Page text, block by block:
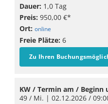
Dauer: 1,0 Tag
Preis: 950,00 €*
Ort: online
Freie Plätze: 6
Zu Ihren
KW / Termin am / Beginn
49 / Mi. | 02.12.2026 /